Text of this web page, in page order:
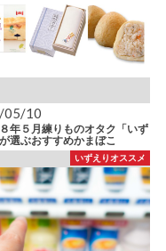
05/10
年５月練りものオタク「いず
選ぶおすすめかまぼこ
いずえりオススメ